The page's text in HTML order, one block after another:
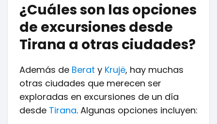
¿Cuáles son las opciones
de excursiones desde
Tirana a otras ciudades?
Además de Berat y Krujë, hay muchas
otras ciudades que merecen ser
exploradas en excursiones de un día
desde Tirana. Algunas opciones incluyen: